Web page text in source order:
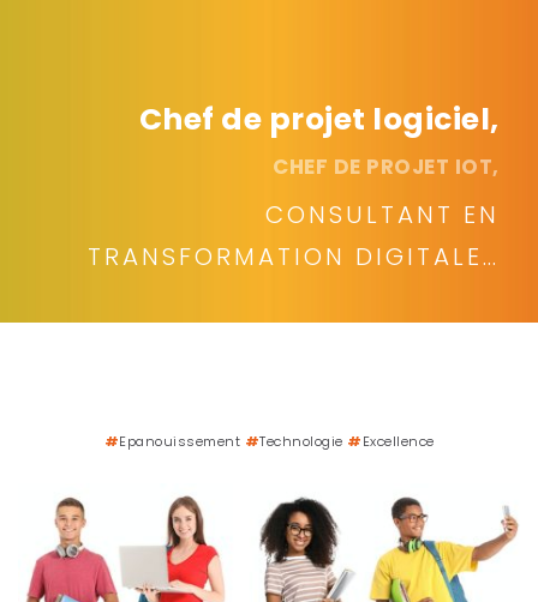
Chef de projet logiciel,
CHEF DE PROJET IOT,
CONSULTANT EN
TRANSFORMATION DIGITALE…
#Epanouissement #Technologie #Excellence